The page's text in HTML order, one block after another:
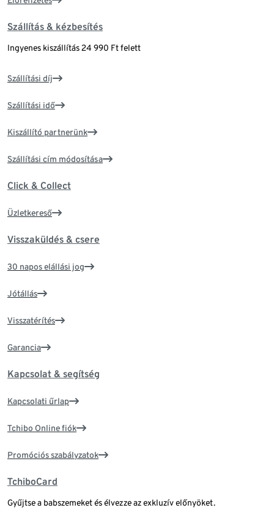
Szállítás & kézbesítés
Ingyenes kiszállítás 24 990 Ft felett
Szállítási díj
Szállítási idő
Kiszállító partnerünk
Szállítási cím módosítása
Click & Collect
Üzletkereső
Visszaküldés & csere
30 napos elállási jog
Jótállás
Visszatérítés
Garancia
Kapcsolat & segítség
Kapcsolati űrlap
Tchibo Online fiók
Promóciós szabályzatok
TchiboCard
Gyűjtse a babszemeket és élvezze az exkluzív előnyöket.